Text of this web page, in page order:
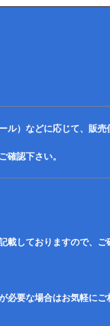
ル）などに応じて、販売
確認下さい。
載しておりますので、ご
必要な場合はお気軽にご